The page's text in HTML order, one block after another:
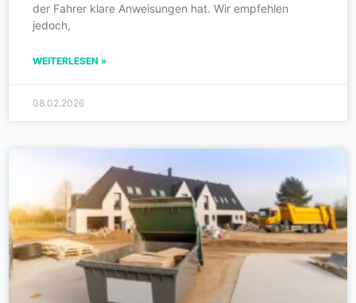
der Fahrer klare Anweisungen hat. Wir empfehlen
jedoch,
WEITERLESEN »
08.02.2026